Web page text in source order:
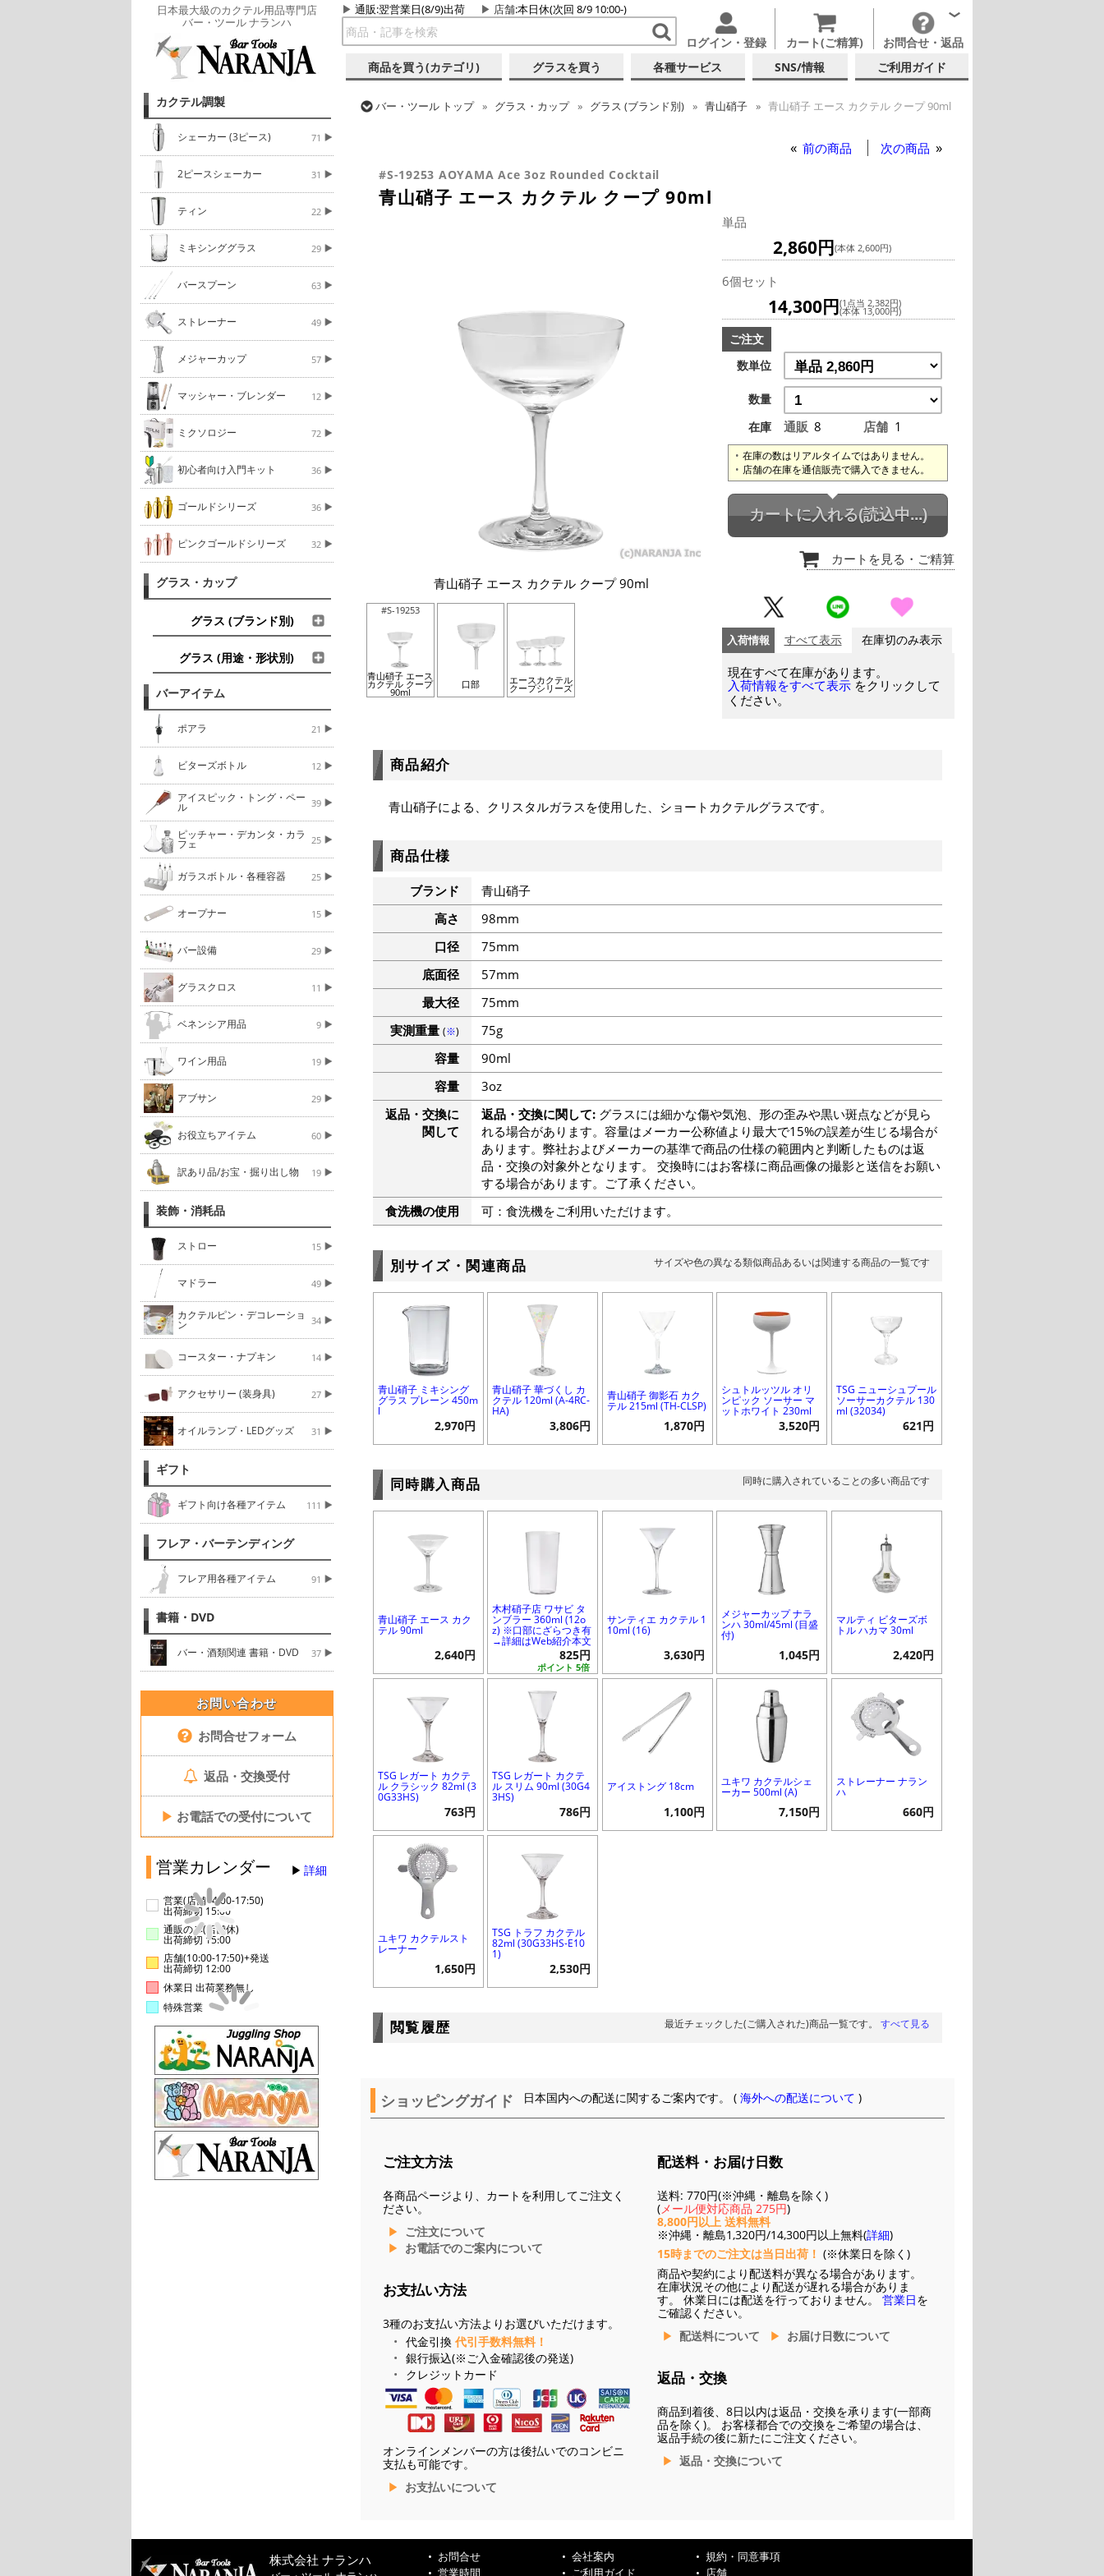
日本最大級のカクテル用品専門店
バー・ツール ナランハ
通販:翌営業日(8/9)出荷 店舗:本日休(次回 8/9 10:00-)
ログイン・登録 カート(ご精算) お問合せ・返品
商品を買う(カテゴリ) グラスを買う 各種サービス SNS/情報 ご利用ガイド
カクテル調製
シェーカー (3ピース) 71
2ピースシェーカー 31
ティン 22
ミキシンググラス 29
バースプーン 63
ストレーナー 49
メジャーカップ 57
マッシャー・ブレンダー 12
ミクソロジー 72
初心者向け入門キット 36
ゴールドシリーズ 36
ピンクゴールドシリーズ 32
グラス・カップ
グラス (ブランド別)
グラス (用途・形状別)
バーアイテム
ポアラ 21
ビターズボトル 12
アイスピック・トング・ペー
ル 39
ピッチャー・デカンタ・カラ
フェ 25
ガラスボトル・各種容器 25
オープナー 15
バー設備 29
グラスクロス 11
ベネンシア用品 9
ワイン用品 19
アブサン 29
お役立ちアイテム 60
訳あり品/お宝・掘り出し物 19
装飾・消耗品
ストロー 15
マドラー 49
カクテルピン・デコレーショ
ン 34
コースター・ナプキン 14
アクセサリー (装身具) 27
オイルランプ・LEDグッズ 31
ギフト
ギフト向け各種アイテム 111
フレア・バーテンディング
フレア用各種アイテム 91
書籍・DVD
バー・酒類関連 書籍・DVD 37
お問い合わせ
お問合せフォーム
返品・交換受付
▶ お電話での受付について
営業カレンダー 詳細
営業(店舗14:00-17:50)
出荷締切 15:00
通販のみ(店舗休)
出荷締切 15:00
店舗(10:00-17:50)+発送
出荷締切 12:00
休業日 出荷業務無し
特殊営業
バー・ツール トップ グラス・カップ グラス (ブランド別) 青山硝子
青山硝子 エース カクテル クープ 90ml
前の商品 次の商品
#S-19253 AOYAMA Ace 3oz Rounded Cocktail
青山硝子 エース カクテル クープ 90ml
青山硝子 エース カクテル クープ 90ml
#S-19253
青山硝子 エース
カクテル クープ
90ml
口部 エースカクテル
クープシリーズ
単品
2,860円(本体 2,600円)
6個セット
14,300円(1点当 2,382円)
(本体 13,000円)
ご注文
数単位
数量
在庫
通販 8 店舗 1
在庫の数はリアルタイムではありません。
店舗の在庫を通信販売で購入できません。
カートに入れる(読込中...)
カートを見る ・ご精算
入荷情報 すべて表示 在庫切のみ表示
現在すべて在庫があります。
入荷情報をすべて表示 をクリックして
ください。
商品紹介
青山硝子による、クリスタルガラスを使用した、ショートカクテルグラスです。
商品仕様
ブランド
青山硝子
高さ
98mm
口径
75mm
底面径
57mm
最大径
75mm
実測重量 (※)
75g
容量
90ml
容量
3oz
返品・交換に
関して
返品・交換に関して:グラスには細かな傷や気泡、形の歪みや黒い斑点などが見ら
れる場合があります。容量はメーカー公称値より最大で15%の誤差が生じる場合が
あります。弊社およびメーカーの基準で商品の仕様の範囲内と判断したものは返
品・交換の対象外となります。 交換時にはお客様に商品画像の撮影と送信をお願い
する場合があります。ご了承ください。
食洗機の使用
可：食洗機をご利用いただけます。
別サイズ・関連商品 サイズや色の異なる類似商品あるいは関連する商品の一覧です
青山硝子 ミキシング
グラス プレーン 450m
l
2,970円
青山硝子 華づくし カ
クテル 120ml (A-4RC-
HA)
3,806円
青山硝子 御影石 カク
テル 215ml (TH-CLSP)
1,870円
シュトルッツル オリ
ンピック ソーサー マ
ットホワイト 230ml
3,520円
TSG ニューシュプール
ソーサーカクテル 130
ml (32034)
621円
同時購入商品 同時に購入されていることの多い商品です
青山硝子 エース カク
テル 90ml
2,640円
木村硝子店 ワサビ タ
ンブラー 360ml (12o
z) ※口部にざらつき有
→詳細はWeb紹介本文
ポイント 5倍
825円
サンティエ カクテル 1
10ml (16)
3,630円
メジャーカップ ナラ
ンハ 30ml/45ml (目盛
付)
1,045円
マルティ ビターズボ
トル ハカマ 30ml
2,420円
TSG レガート カクテ
ル クラシック 82ml (3
0G33HS)
763円
TSG レガート カクテ
ル スリム 90ml (30G4
3HS)
786円
アイストング 18cm
1,100円
ユキワ カクテルシェ
ーカー 500ml (A)
7,150円
ストレーナー ナラン
ハ
660円
ユキワ カクテルスト
レーナー
1,650円
TSG トラフ カクテル
82ml (30G33HS-E10
1)
2,530円
閲覧履歴 最近チェックした(ご購入された)商品一覧です。 すべて見る
ショッピングガイド 日本国内への配送に関するご案内です。 (海外への配送について )
ご注文方法
各商品ページより、カートを利用してご注文く
ださい。
ご注文について
お電話でのご案内について
お支払い方法
3種のお支払い方法よりお選びいただけます。
代金引換 代引手数料無料！
銀行振込(※ご入金確認後の発送)
クレジットカード
オンラインメンバーの方は後払いでのコンビニ
支払も可能です。
お支払いについて
配送料・お届け日数
送料: 770円(※沖縄・離島を除く)
(メール便対応商品 275円)
8,800円以上 送料無料
※沖縄・離島1,320円/14,300円以上無料(詳細)
15時までのご注文は当日出荷！ (※休業日を除く)
商品や契約により配送料が異なる場合があります。
在庫状況その他により配送が遅れる場合がありま
す。 休業日には配送を行っておりません。 営業日を
ご確認ください。
配送料について
お届け日数について
返品・交換
商品到着後、8日以内は返品・交換を承ります(一部商
品を除く)。 お客様都合での交換をご希望の場合は、
返品手続の後に新たにご注文ください。
返品・交換について
株式会社 ナランハ お問合せ 会社案内
規約・同意事項
営業時間
ご利用ガイド 店舗